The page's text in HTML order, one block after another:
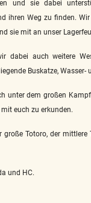
und sie dabei
ihren Weg zu finden.
sie mit an unser
dabei auch weitere
Buskatze, Wasser-
unter dem großen
euch zu erkunden.
große Totoro, der
und HC.